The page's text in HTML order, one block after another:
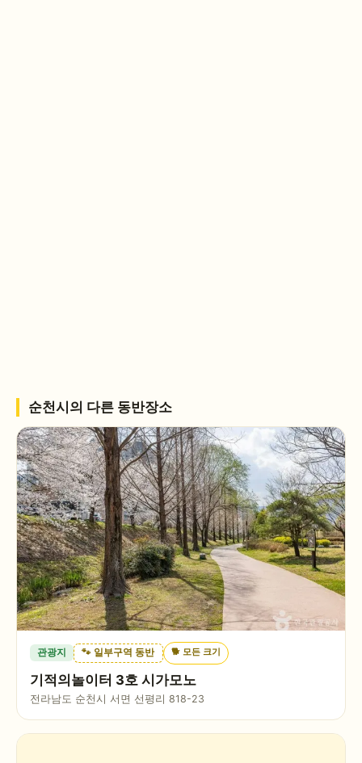
순천시 의 다른 동반장소
관광지 🐾 일부구역 동반 🐕 모든 크기
기적의놀이터 3호 시가모노
전라남도 순천시 서면 선평리 818-23